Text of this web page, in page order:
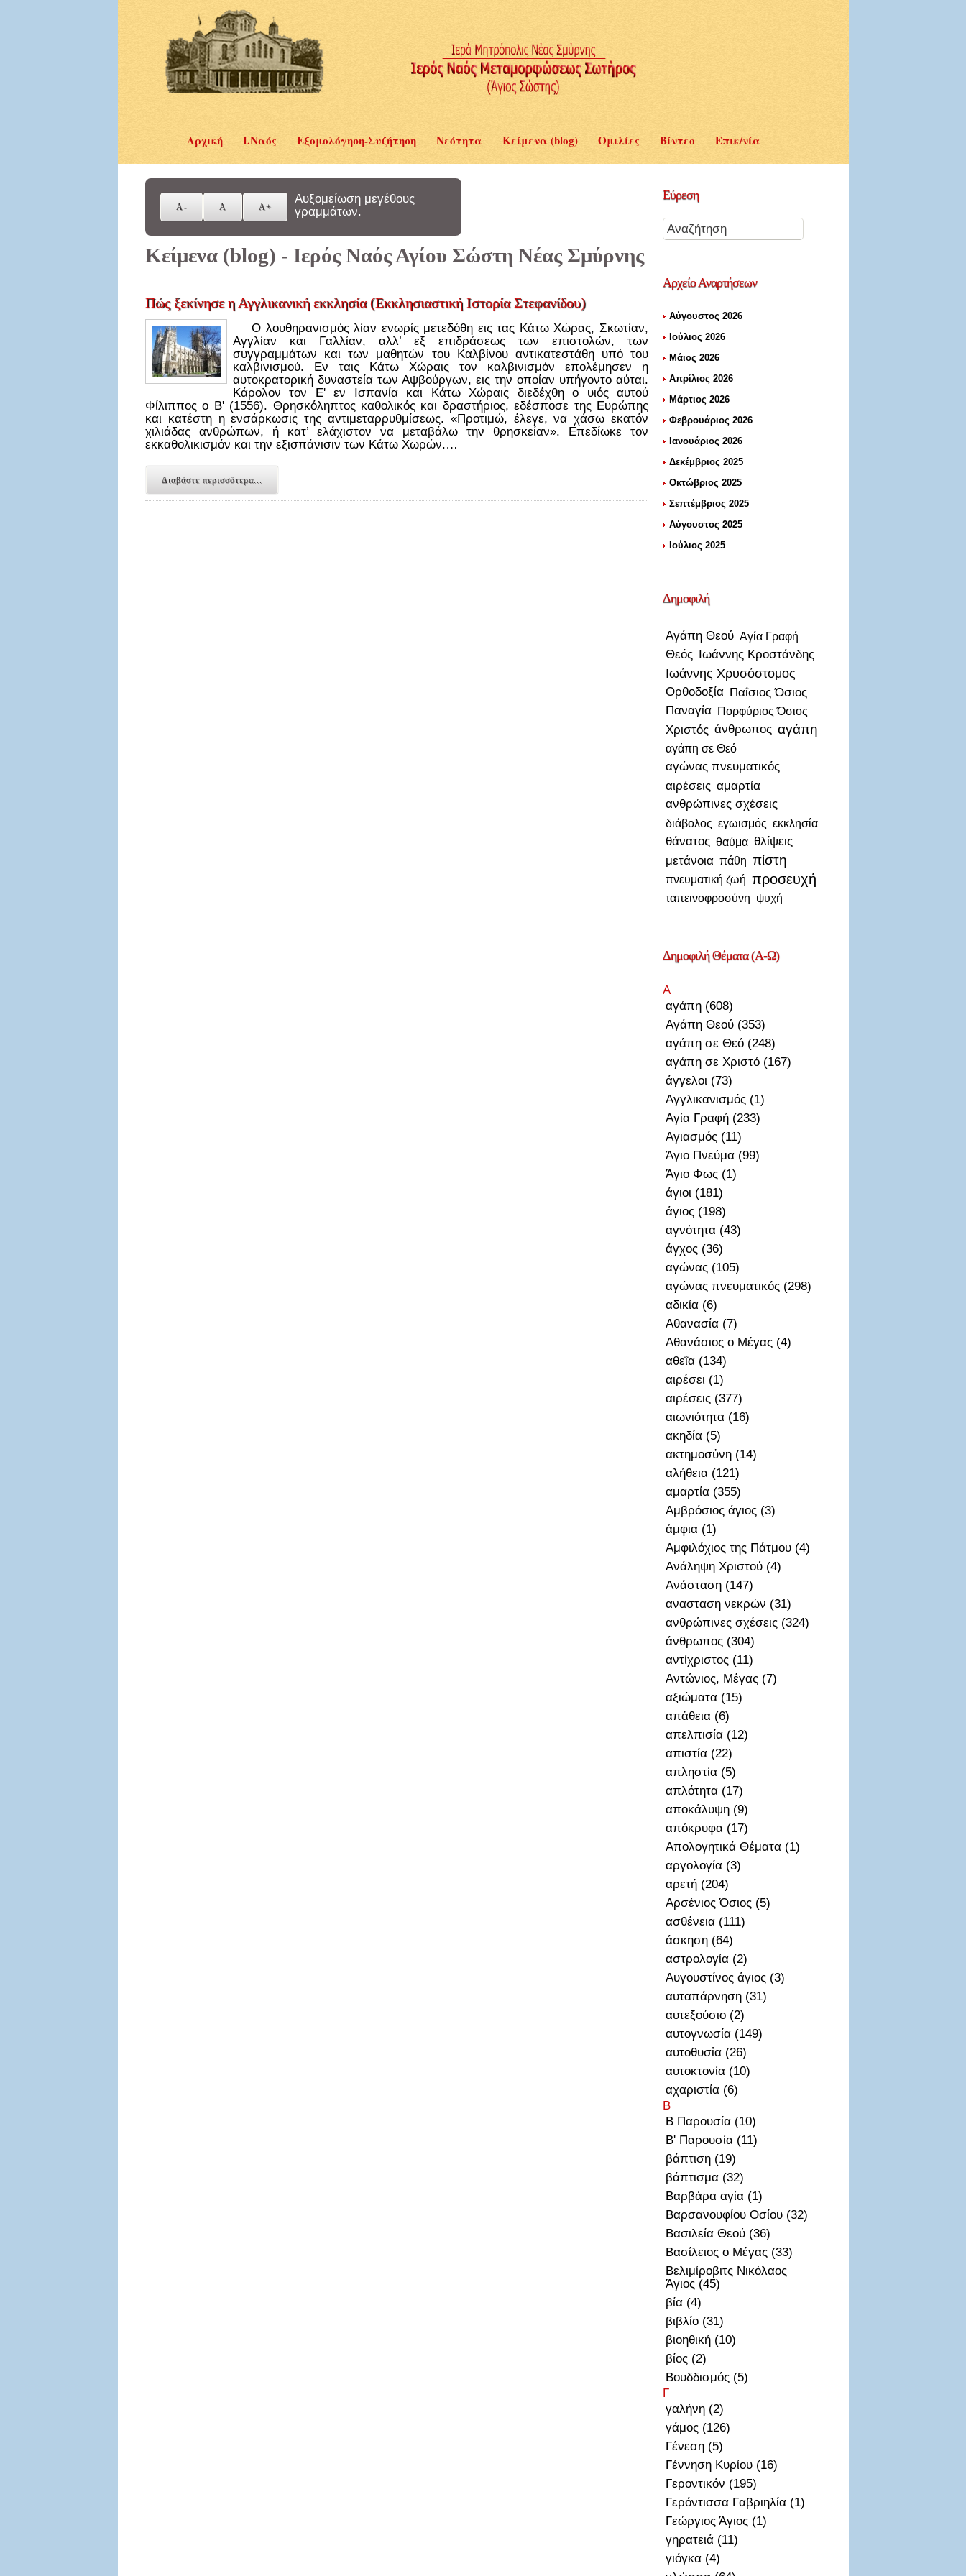
Αρχική Ι.Ναός Εξομολόγηση-Συζήτηση Νεότητα Κείμενα (blog) Ομιλίες Βίντεο Επικ/νία
Αυξομείωση μεγέθους
γραμμάτων.
Κείμενα (blog) - Ιερός Ναός Αγίου Σώστη Νέας Σμύρνης
Πώς ξεκίνησε η Αγγλικανική εκκλησία (Εκκλησιαστική Ιστορία Στεφανίδου)
Ο λουθηρανισμός λίαν ενωρίς μετεδόθη εις τας Κάτω Χώρας, Σκωτίαν,
Αγγλίαν και Γαλλίαν, αλλ’ εξ επιδράσεως των επιστολών, των
συγγραμμάτων και των μαθητών του Καλβίνου αντικατεστάθη υπό του
καλβινισμού. Εν ταις Κάτω Χώραις τον καλβινισμόν επολέμησεν η
αυτοκρατορική δυναστεία των Αψβούργων, εις την οποίαν υπήγοντο αύται.
Κάρολον τον Ε' εν Ισπανία και Κάτω Χώραις διεδέχθη ο υιός αυτού
Φίλιππος ο Β' (1556). Θρησκόληπτος καθολικός και δραστήριος, εδέσποσε της Ευρώπης
και κατέστη η ενσάρκωσις της αντιμεταρρυθμίσεως. «Προτιμώ, έλεγε, να χάσω εκατόν
χιλιάδας ανθρώπων, ή κατ’ ελάχιστον να μεταβάλω την θρησκείαν». Επεδίωκε τον
εκκαθολικισμόν και την εξισπάνισιν των Κάτω Χωρών.…
Διαβάστε περισσότερα...
Εύρεση
ΑρχείοΑναρτήσεων
Αύγουστος 2026
Ιούλιος 2026
Μάιος 2026
Απρίλιος 2026
Μάρτιος 2026
Φεβρουάριος 2026
Ιανουάριος 2026
Δεκέμβριος 2025
Οκτώβριος 2025
Σεπτέμβριος 2025
Αύγουστος 2025
Ιούλιος 2025
Δημοφιλή
Αγάπη Θεού Αγία Γραφή
Θεός Ιωάννης Κροστάνδης
Ιωάννης Χρυσόστομος
Ορθοδοξία Παΐσιος Όσιος
Παναγία Πορφύριος Όσιος
Χριστός άνθρωπος αγάπη
αγάπη σε Θεό
αγώνας πνευματικός
αιρέσεις αμαρτία
ανθρώπινες σχέσεις
διάβολος εγωισμός εκκλησία
θάνατος θαύμα θλίψεις
μετάνοια πάθη πίστη
πνευματική ζωή προσευχή
ταπεινοφροσύνη ψυχή
ΔημοφιλήΘέματα (Α-Ω)
Α
αγάπη (608)
Αγάπη Θεού (353)
αγάπη σε Θεό (248)
αγάπη σε Χριστό (167)
άγγελοι (73)
Αγγλικανισμός (1)
Αγία Γραφή (233)
Αγιασμός (11)
Άγιο Πνεύμα (99)
Άγιο Φως (1)
άγιοι (181)
άγιος (198)
αγνότητα (43)
άγχος (36)
αγώνας (105)
αγώνας πνευματικός (298)
αδικία (6)
Αθανασία (7)
Αθανάσιος ο Μέγας (4)
αθεΐα (134)
αιρέσει (1)
αιρέσεις (377)
αιωνιότητα (16)
ακηδία (5)
ακτημοσὐνη (14)
αλήθεια (121)
αμαρτία (355)
Αμβρόσιος άγιος (3)
άμφια (1)
Αμφιλόχιος της Πάτμου (4)
Ανάληψη Χριστού (4)
Ανάσταση (147)
ανασταση νεκρών (31)
ανθρώπινες σχέσεις (324)
άνθρωπος (304)
αντίχριστος (11)
Αντώνιος, Μέγας (7)
αξιώματα (15)
απἀθεια (6)
απελπισία (12)
απιστία (22)
απληστία (5)
απλότητα (17)
αποκάλυψη (9)
απόκρυφα (17)
Απολογητικά Θέματα (1)
αργολογία (3)
αρετή (204)
Αρσένιος Όσιος (5)
ασθένεια (111)
άσκηση (64)
αστρολογία (2)
Αυγουστίνος άγιος (3)
αυταπάρνηση (31)
αυτεξούσιο (2)
αυτογνωσία (149)
αυτοθυσἰα (26)
αυτοκτονία (10)
αχαριστία (6)
Β
Β Παρουσία (10)
Β' Παρουσία (11)
βάπτιση (19)
βάπτισμα (32)
Βαρβάρα αγία (1)
Βαρσανουφίου Οσίου (32)
Βασιλεία Θεού (36)
Βασίλειος ο Μέγας (33)
Βελιμίροβιτς Νικόλαος
Άγιος (45)
βία (4)
βιβλίο (31)
βιοηθική (10)
βίος (2)
Βουδδισμός (5)
Γ
γαλήνη (2)
γάμος (126)
Γένεση (5)
Γέννηση Κυρίου (16)
Γεροντικόν (195)
Γερόντισσα Γαβριηλία (1)
Γεώργιος Άγιος (1)
γηρατειά (11)
γιόγκα (4)